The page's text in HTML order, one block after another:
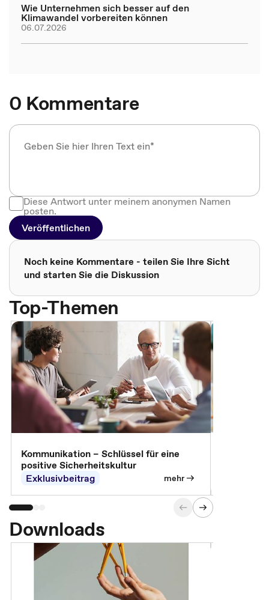
Wie Unternehmen sich besser auf den
Klimawandel vorbereiten können
06.07.2026
0 Kommentare
Diese Antwort unter meinem anonymen Namen
posten.
Veröffentlichen
Noch keine Kommentare - teilen Sie Ihre Sicht
und starten Sie die Diskussion
Top-Themen
Kommunikation – Schlüssel für eine
positive Sicherheitskultur
Exklusivbeitrag
mehr
Downloads